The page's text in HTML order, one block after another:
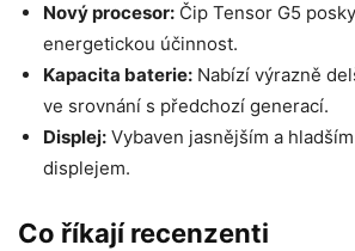
Nový procesor: Čip Tensor G5
energetickou účinnost.
Kapacita baterie: Nabízí výrazně
ve srovnání s předchozí generací.
Displej: Vybaven jasnějším a
displejem.
Co říkají recenzenti